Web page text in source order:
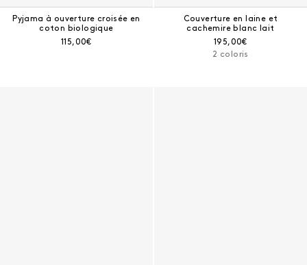
Pyjama à ouverture croisée en
coton biologique
Prix courant :
115,00€
Couverture en laine et
cachemire blanc lait
Prix courant :
195,00€
2 coloris